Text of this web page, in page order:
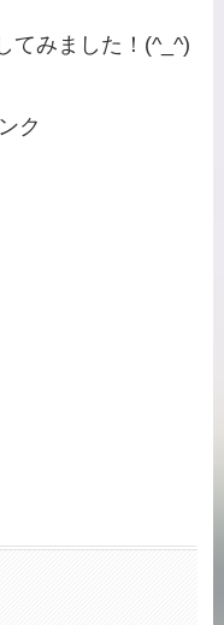
てみました！(^_^)
ク